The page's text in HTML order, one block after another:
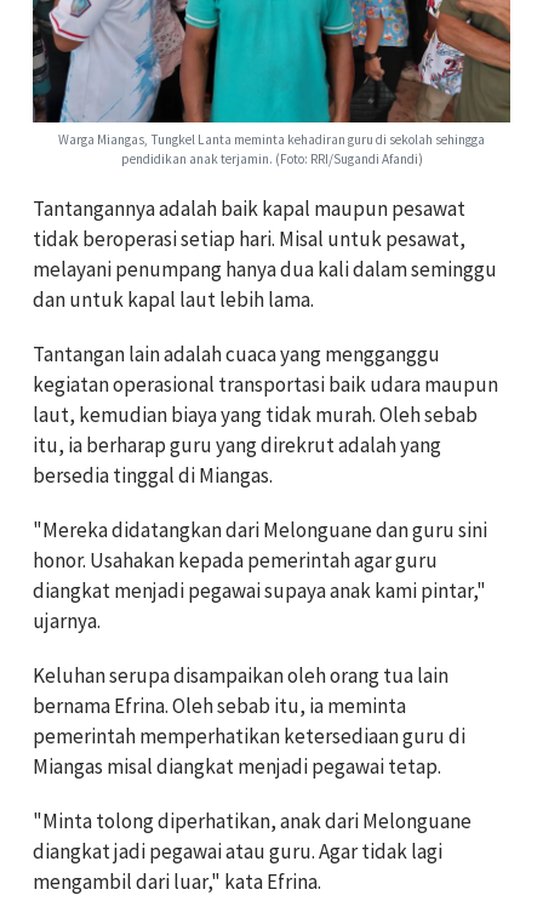
Warga Miangas, Tungkel Lanta meminta kehadiran guru di sekolah sehingga
pendidikan anak terjamin. (Foto: RRI/Sugandi Afandi)
Tantangannya adalah baik kapal maupun pesawat
tidak beroperasi setiap hari. Misal untuk pesawat,
melayani penumpang hanya dua kali dalam seminggu
dan untuk kapal laut lebih lama.
Tantangan lain adalah cuaca yang mengganggu
kegiatan operasional transportasi baik udara maupun
laut, kemudian biaya yang tidak murah. Oleh sebab
itu, ia berharap guru yang direkrut adalah yang
bersedia tinggal di Miangas.
"Mereka didatangkan dari Melonguane dan guru sini
honor. Usahakan kepada pemerintah agar guru
diangkat menjadi pegawai supaya anak kami pintar,"
ujarnya.
Keluhan serupa disampaikan oleh orang tua lain
bernama Efrina. Oleh sebab itu, ia meminta
pemerintah memperhatikan ketersediaan guru di
Miangas misal diangkat menjadi pegawai tetap.
"Minta tolong diperhatikan, anak dari Melonguane
diangkat jadi pegawai atau guru. Agar tidak lagi
mengambil dari luar," kata Efrina.